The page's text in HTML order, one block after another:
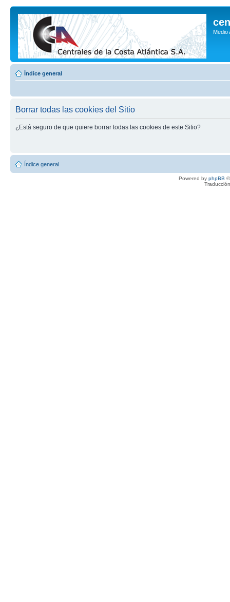
Medio
Índice general
Borrar todas las cookies del Sitio
¿Está seguro de que quiere borrar todas las cookies de este Sitio?
Índice general
Powered by phpBB